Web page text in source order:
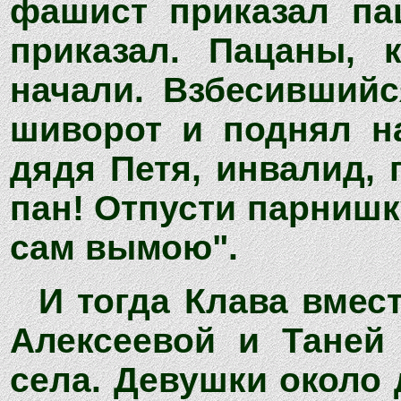
фашист приказал
приказал. Пацаны,
начали.
шиворот и поднял
дядя Петя, инвалид,
пан! Отпусти
сам вымою".
И тогда Клава
Алексеевой и
села. Девушки